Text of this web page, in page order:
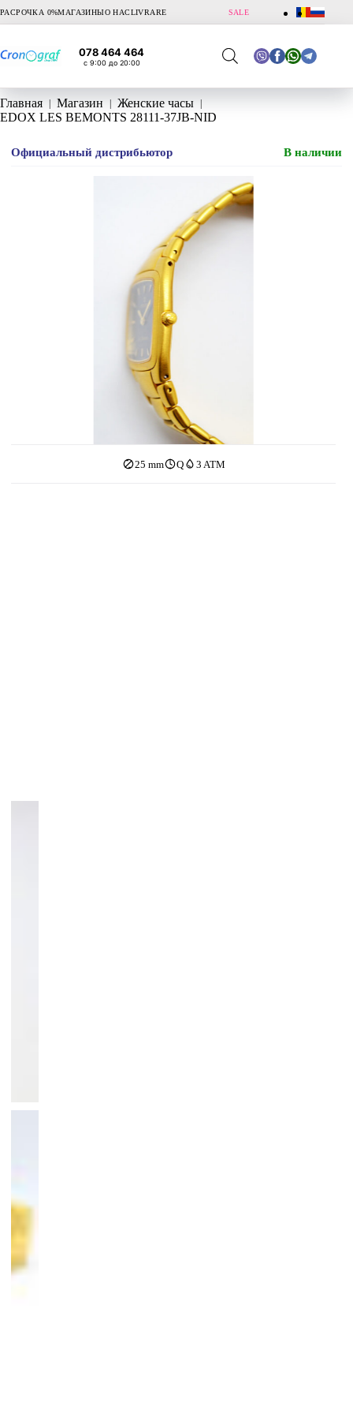
РАСРОЧКА 0%МАГАЗИНЫО НАСLIVRARE SALE
078 464 464
с 9:00 до 20:00
Главная Магазин
Женские часы
EDOX LES BEMONTS 28111-37JB-NID
Официальный дистрибьютор В наличии
25 mm Q 3 ATM